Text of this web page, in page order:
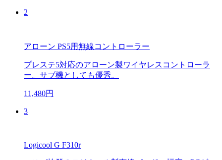
2
アローン PS5用無線コントローラー
プレステ5対応のアローン製ワイヤレスコントローラ
ー。サブ機としても優秀。
11,480円
3
Logicool G F310r